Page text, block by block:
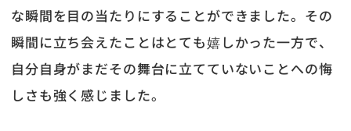
な瞬間を目の当たりにすることができました。その
瞬間に立ち会えたことはとても嬉しかった一方で、
自分自身がまだその舞台に立てていないことへの悔
しさも強く感じました。